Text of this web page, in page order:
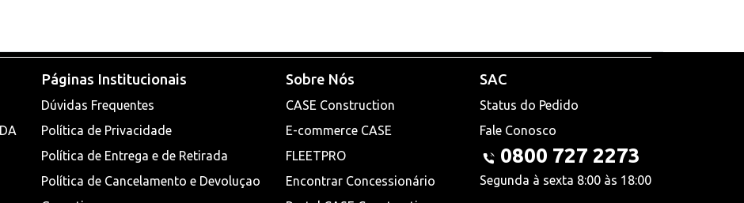
Páginas Institucionais
Dúvidas Frequentes
Política de Privacidade
Política de Entrega e de Retirada
Política de Cancelamento e Devoluçao
Sobre Nós
CASE Construction
E-commerce CASE
FLEETPRO
Encontrar Concessionário
SAC
Status do Pedido
Fale Conosco
0800 727 2273
Segunda à sexta 8:00 às 18:00